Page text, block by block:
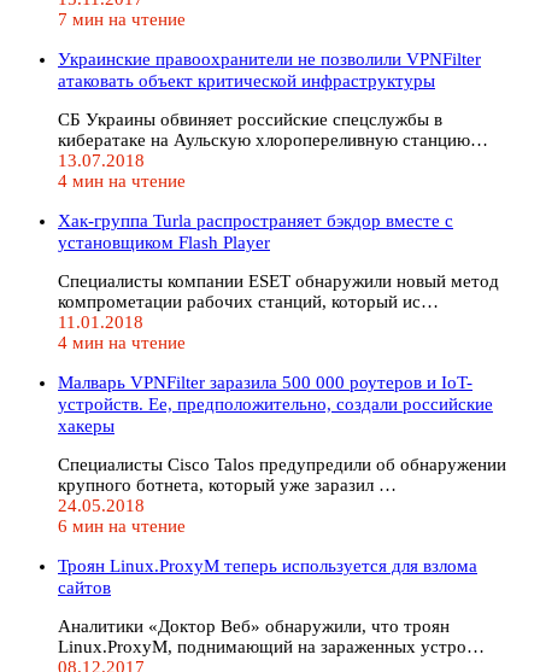
7 мин на чтение
Украинские правоохранители не позволили VPNFilter
атаковать объект критической инфраструктуры
СБ Украины обвиняет российские спецслужбы в
кибератаке на Аульскую хлоропереливную станцию…
13.07.2018
4 мин на чтение
Хак-группа Turla распространяет бэкдор вместе с
установщиком Flash Player
Специалисты компании ESET обнаружили новый метод
компрометации рабочих станций, который ис…
11.01.2018
4 мин на чтение
Малварь VPNFilter заразила 500 000 роутеров и IoT-
устройств. Ее, предположительно, создали российские
хакеры
Специалисты Cisco Talos предупредили об обнаружении
крупного ботнета, который уже заразил …
24.05.2018
6 мин на чтение
Троян Linux.ProxyM теперь используется для взлома
сайтов
Аналитики «Доктор Веб» обнаружили, что троян
Linux.ProxyM, поднимающий на зараженных устро…
08.12.2017